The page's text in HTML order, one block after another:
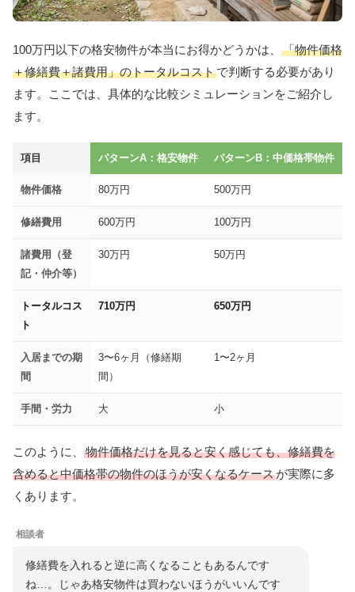
100万円以下の格安物件が本当にお得かどうかは、
「物件価格
＋修繕費＋諸費用」のトータルコストで判断する必要があり
ます。ここでは、具体的な比較シミュレーションをご紹介し
ます。
項目 パターンA：格安物件 パターンB：中価格帯物件
物件価格 80万円 500万円
修繕費用 600万円 100万円
諸費用（登
記・仲介等）
30万円 50万円
トータルコス
ト
710万円 650万円
入居までの期
間
3〜6ヶ月（修繕期
間）
1〜2ヶ月
手間・労力 大 小
このように、
物件価格だけを見ると安く感じても、修繕費を
含めると中価格帯の物件のほうが安くなるケースが実際に多
くあります。
相談者
修繕費を入れると逆に高くなることもあるんです
ね…。じゃあ格安物件は買わないほうがいいんです